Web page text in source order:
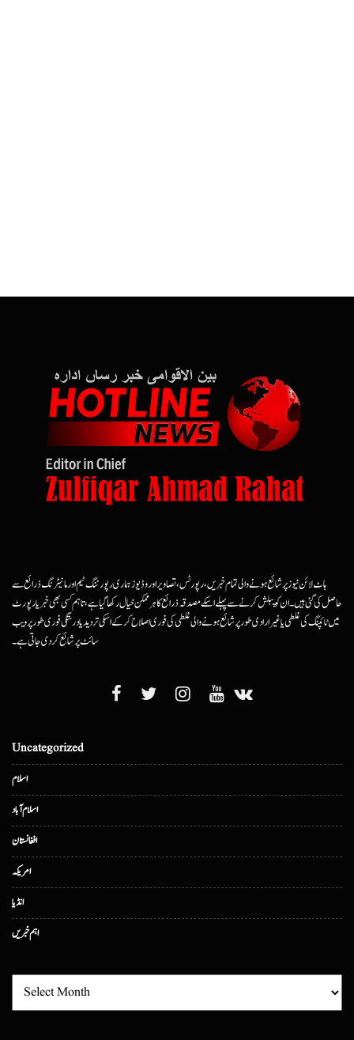
ہاٹ لائن نیوز پر شائع ہونے والی تمام خبریں، رپورٹس، تصاویر اور وڈیوز ہماری رپورٹنگ ٹیم اور مانیٹرنگ ذرائع سے
حاصل کی گئی ہیں۔ ان کو پبلش کرنے سے پہلے اسکے مصدقہ ذرائع کا ہرممکن خیال رکھا گیا ہے، تاہم کسی بھی خبر یا رپورٹ
میں ٹائپنگ کی غلطی یا غیرارادی طور پر شائع ہونے والی غلطی کی فوری اصلاح کرکے اسکی تردید یا درستگی فوری طور پر ویب
سائٹ پر شائع کردی جاتی ہے۔
Uncategorized
اسلام
اسلام آباد
افغانستان
امریکہ
انڈیا
اہم خبریں